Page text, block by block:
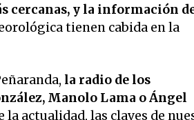
cercanas, y la información
tienen cabida en la
la radio de los
Manolo Lama o Ángel
la actualidad, las claves de